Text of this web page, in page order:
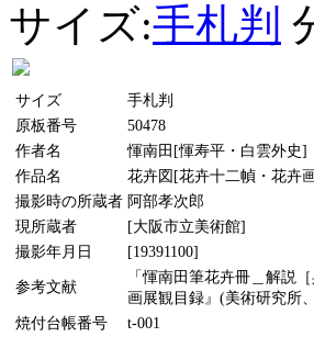
サイズ:手札判
サイズ
手札判
原板番号
50478
作者名
惲南田[惲寿平・白雲外史]
作品名
花卉図[花卉十二幀・花卉
撮影時の所蔵者 阿部孝次郎
現所蔵者
[大阪市立美術館]
撮影年月日
[19391100]
参考文献
「惲南田筆花卉冊＿解説
画展観目録』(美術研究所
焼付台帳番号
t-001